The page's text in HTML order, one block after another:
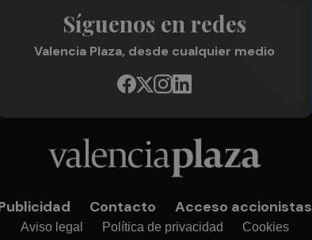
Síguenos en redes
Valencia Plaza, desde cualquier medio
Contacto Acceso accionistas
Aviso legal Política de privacidad Cookies